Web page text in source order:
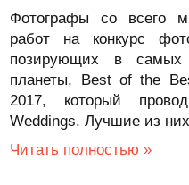
Фотографы со всего
работ на конкурс
позирующих в самых
планеты, Best of the
2017, который
Weddings. Лучшие из
Читать полностью »